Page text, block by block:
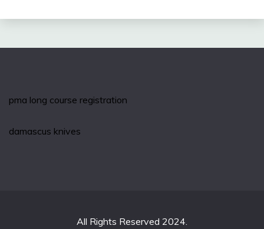
pma long course registration
damascus knives
All Rights Reserved 2024.